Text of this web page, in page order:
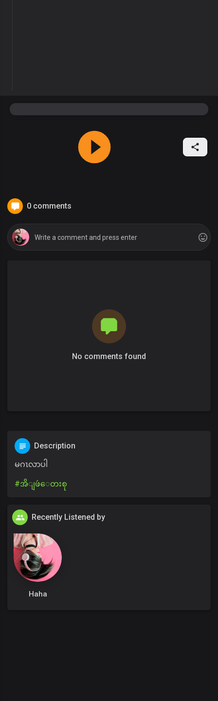
0 comments
No comments found
Description
မဂၤလာပါ
#အိျဖဴ​ေတးစု
Recently Listened by
Haha